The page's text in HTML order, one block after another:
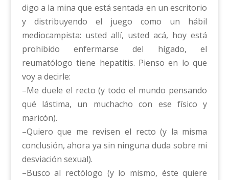
digo a la mina que está sentada en un escritorio
y distribuyendo el juego como un hábil
mediocampista: usted allí, usted acá, hoy está
prohibido enfermarse del hígado, el
reumatólogo tiene hepatitis. Pienso en lo que
voy a decirle:
–Me duele el recto (y todo el mundo pensando
qué lástima, un muchacho con ese físico y
maricón).
–Quiero que me revisen el recto (y la misma
conclusión, ahora ya sin ninguna duda sobre mi
desviación sexual).
–Busco al rectólogo (y lo mismo, éste quiere